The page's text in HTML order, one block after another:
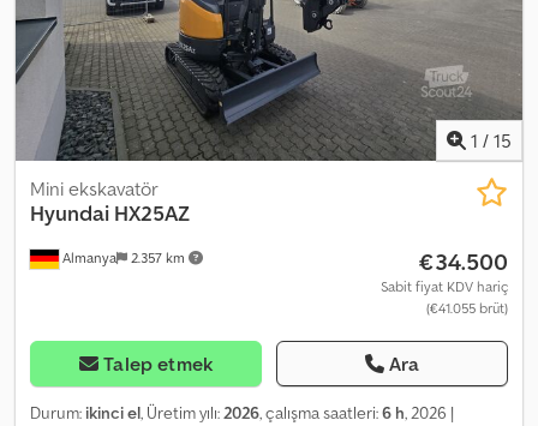
1 / 15
Almanya 2.357 km
Mini ekskavatör
Hyundai HX25AZ
€34.500
Sabit fiyat KDV hariç
(€41.055 brüt)
Talep etmek Ara
Durum: ikinci el, Üretim yılı:2026, çalışma saatleri:6 h, 2026 |